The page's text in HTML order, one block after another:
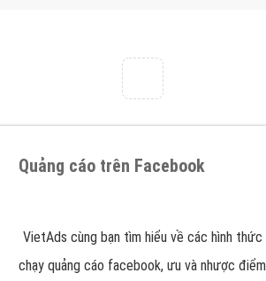
Quảng cáo trên Facebook
VietAds cùng bạn tìm hiểu về các hình thức
chạy quảng cáo facebook, ưu và nhược điểm